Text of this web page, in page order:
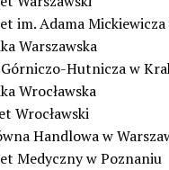
im. Adama
Warszawska
Górniczo-Hutnicza w
Wrocławska
Wrocławski
Handlowa w
Medyczny w Poznaniu